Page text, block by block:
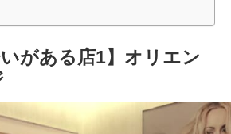
いがある店1】オリエン